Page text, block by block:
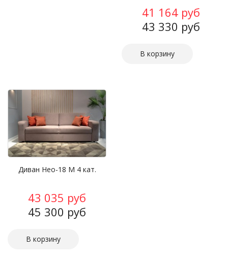
41 164 руб
43 330 руб
Диван Нео-18 М 4 кат.
43 035 руб
45 300 руб